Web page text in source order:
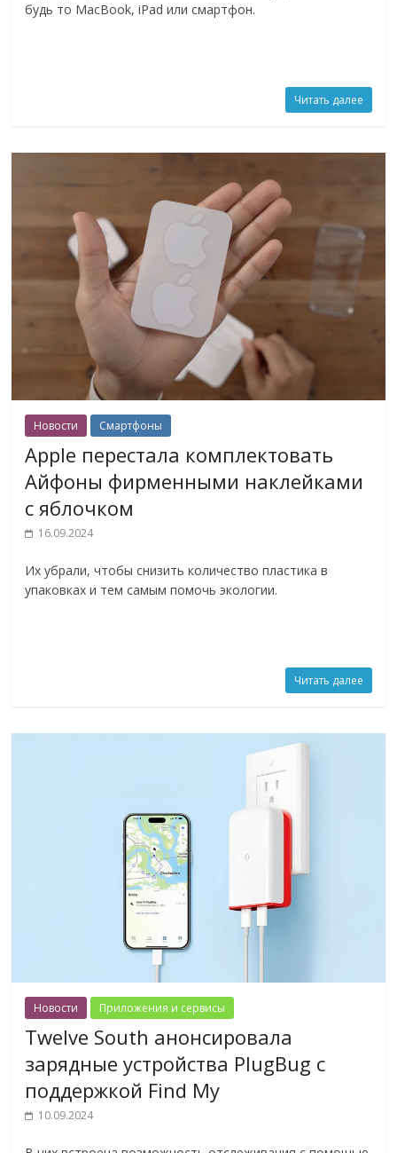
будь то MacBook, iPad или смартфон.
Читать далее
Новости Смартфоны
Apple перестала комплектовать
Айфоны фирменными наклейками
с яблочком
16.09.2024
Их убрали, чтобы снизить количество пластика в
упаковках и тем самым помочь экологии.
Читать далее
Новости Приложения и сервисы
Twelve South анонсировала
зарядные устройства PlugBug с
поддержкой Find My
10.09.2024